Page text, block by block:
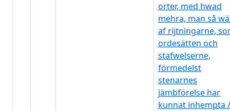
orter, med hwad
mehra, man så
af rijtningarne,
ordesätten och
stafwelserne,
förmedelst
stenarnes
jämbförelse har
kunnat inhempta /